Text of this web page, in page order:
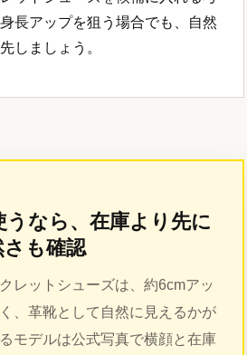
長アップを狙う場合でも、自然
しましょう。
うなら、在庫より先に
さも確認
レットシューズは、約6cmアッ
、革靴として自然に見えるかが
モデルは公式写真で横顔と在庫